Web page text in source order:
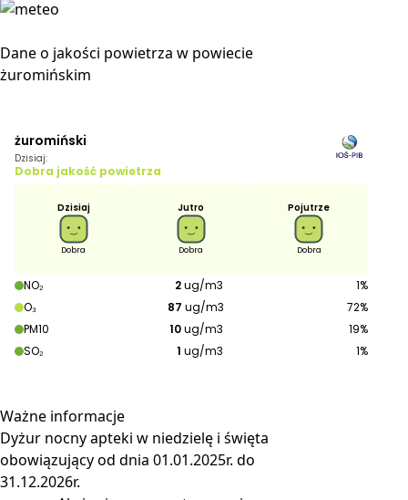
Dane o jakości powietrza w powiecie
żuromińskim
Ważne informacje
Dyżur nocny apteki w niedzielę i święta
obowiązujący od dnia 01.01.2025r. do
31.12.2026r.